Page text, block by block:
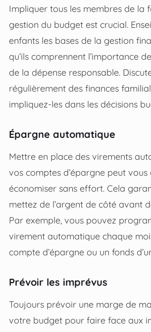
Impliquer tous les membres de la
gestion du budget est crucial.
enfants les bases de la gestion
qu’ils comprennent l’importance
de la dépense responsable.
régulièrement des finances
impliquez-les dans les décisions
Épargne automatique
Mettre en place des virements
vos comptes d’épargne peut vous
économiser sans effort. Cela
mettez de l’argent de côté avant
Par exemple, vous pouvez
virement automatique chaque
compte d’épargne ou un fonds
Prévoir les imprévus
Toujours prévoir une marge de
votre budget pour faire face aux